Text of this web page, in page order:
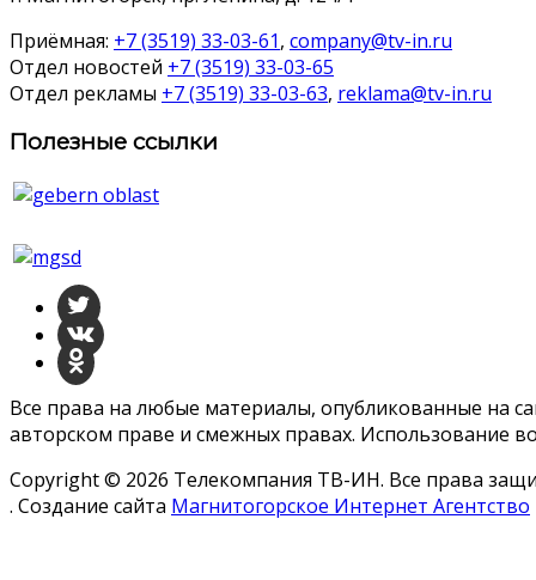
Приёмная: +7 (3519) 33-03-61, company@tv-in.ru
Отдел новостей +7 (3519) 33-03-65
Отдел рекламы +7 (3519) 33-03-63, reklama@tv-in.ru
Полезные ссылки
Все права на любые материалы, опубликованные на
авторском праве и смежных правах. Использование
Copyright © 2026 Телекомпания ТВ-ИН. Все права
. Создание сайта Магнитогорское Интернет Агентство